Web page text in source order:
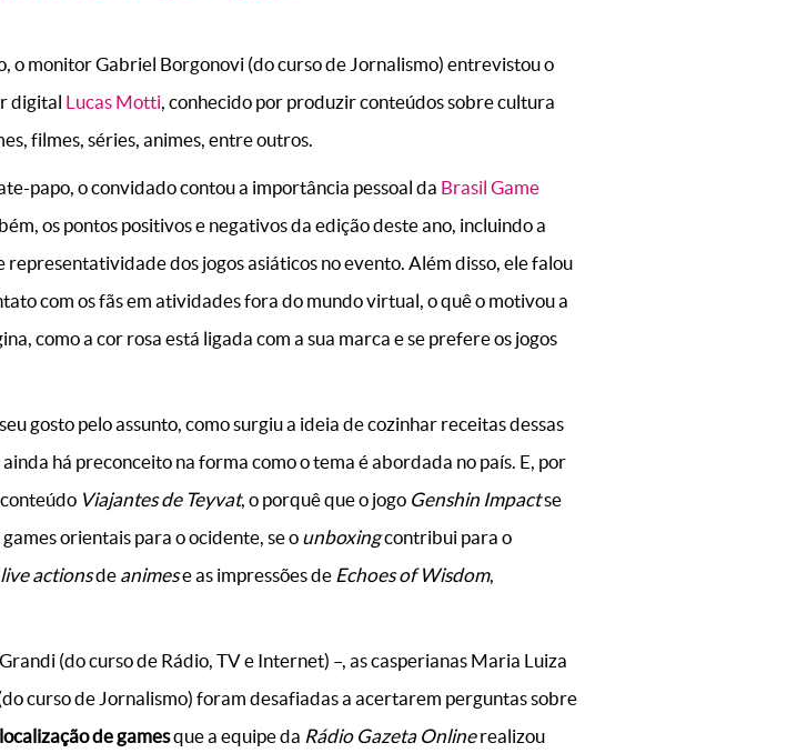
o monitor Gabriel Borgonovi (do curso de Jornalismo) entrevistou o
digital Lucas Motti, conhecido por produzir conteúdos sobre cultura
filmes, séries, animes, entre outros.
papo, o convidado contou a importância pessoal da Brasil Game
os pontos positivos e negativos da edição deste ano, incluindo a
representatividade dos jogos asiáticos no evento. Além disso, ele falou
com os fãs em atividades fora do mundo virtual, o quê o motivou a
como a cor rosa está ligada com a sua marca e se prefere os jogos
gosto pelo assunto, como surgiu a ideia de cozinhar receitas dessas
há preconceito na forma como o tema é abordada no país. E, por
Viajantes de Teyvat, o porquê que o jogo Genshin Impactse
orientais para o ocidente, se o unboxingcontribui para o
live actionsde animese as impressões de Echoes of Wisdom,
(do curso de Rádio, TV e Internet) –, as casperianas Maria Luiza
curso de Jornalismo) foram desafiadas a acertarem perguntas sobre
localização de gamesque a equipe da Rádio Gazeta Onlinerealizou